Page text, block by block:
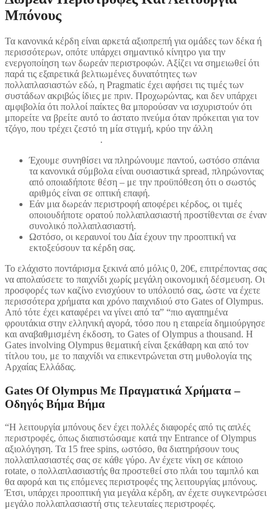
Μπόνους
Τα κανονικά κέρδη είναι αρκετά αξιοπρεπή για ομάδες των δέκα ή
περισσότερων, οπότε υπάρχει σημαντικό κίνητρο για την
ενεργοποίηση των δωρεάν περιστροφών. Αξίζει να σημειωθεί ότι
παρά τις εξαιρετικά βελτιωμένες δυνατότητες των
πολλαπλασιαστών εδώ, η Pragmatic έχει αφήσει τις τιμές των
συστάδων ακριβώς ίδιες με πριν. Προχωρώντας, και δεν υπάρχει
αμφιβολία ότι πολλοί παίκτες θα μπορούσαν να ισχυριστούν ότι
μπορείτε να βρείτε αυτό το άστατο πνεύμα όταν πρόκειται για τον
τζόγο, που τρέχει ζεστό τη μία στιγμή, κρύο την άλλη
.
Έχουμε συνηθίσει να πληρώνουμε παντού, ωστόσο σπάνια
τα κανονικά σύμβολα είναι ουσιαστικά spread, πληρώνοντας
από οποιαδήποτε θέση – με την προϋπόθεση ότι ο σωστός
αριθμός είναι σε οπτική επαφή.
Εάν μια δωρεάν περιστροφή αποφέρει κέρδος, οι τιμές
οποιουδήποτε ορατού πολλαπλασιαστή προστίθενται σε έναν
συνολικό πολλαπλασιαστή.
Ωστόσο, οι κεραυνοί του Δία έχουν την προοπτική να
εκτοξεύσουν τα κέρδη σας.
Το ελάχιστο ποντάρισμα ξεκινά από μόλις 0, 20€, επιτρέποντας σας
να απολαύσετε το παιχνίδι χωρίς μεγάλη οικονομική δέσμευση. Οι
προσφορές των καζίνο ενισχύουν το υπόλοιπό σας, ώστε να έχετε
περισσότερα χρήματα και χρόνο παιχνιδιού στο Gates of Olympus.
Από τότε έχει καταφέρει να γίνει από τα” “πιο αγαπημένα
φρουτάκια στην ελληνική αγορά, τόσο που η εταιρεία δημιούργησε
και αναβαθμισμένη έκδοση, το Gates of Olympus a thousand. Η
Gates involving Olympus θεματική είναι ξεκάθαρη και από τον
τίτλου του, με το παιχνίδι να επικεντρώνεται στη μυθολογία της
Αρχαίας Ελλάδας.
Gates Of Olympus Με Πραγματικά Χρήματα –
Οδηγός Βήμα Βήμα
“Η λειτουργία μπόνους δεν έχει πολλές διαφορές από τις απλές
περιστροφές, όπως διαπιστώσαμε κατά την Entrance of Olympus
αξιολόγηση. Τα 15 free spins, ωστόσο, θα διατηρήσουν τους
πολλαπλασιαστές σας σε κάθε γύρο. Αν έχετε νίκη σε κάποιο
rotate, ο πολλαπλασιαστής θα προστεθεί στο πλάι του ταμπλό και
θα αφορά και τις επόμενες περιστροφές της λειτουργίας μπόνους.
Έτσι, υπάρχει προοπτική για μεγάλα κέρδη, αν έχετε συγκεντρώσει
μεγάλο πολλαπλασιαστή στις τελευταίες περιστροφές.